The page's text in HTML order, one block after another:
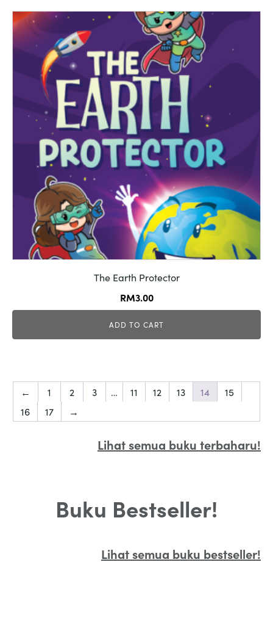
The Earth Protector
RM3.00
ADD TO CART
← 1 2 3 … 11 12 13 14
15
16
17 →
Lihat semua buku terbaharu!
Buku Bestseller!
Lihat semua buku bestseller!